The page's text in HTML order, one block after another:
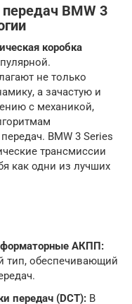
BMW 3
коробка
не только
а зачастую и
с механикой,
BMW 3 Series
трансмиссии
как одни из лучших
АКПП:
тип, обеспечивающий
передач (DCT): В